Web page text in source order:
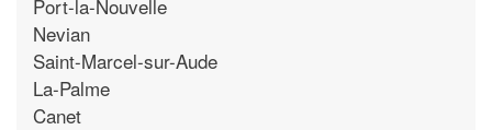
Port-la-Nouvelle
Nevian
Saint-Marcel-sur-Aude
La-Palme
Canet